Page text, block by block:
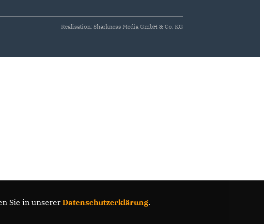
Realisation: Sharkness Media GmbH & Co. KG
Sie in unserer Datenschutzerklärung.